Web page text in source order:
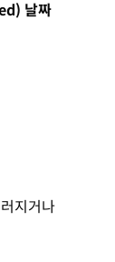
날짜
지거나